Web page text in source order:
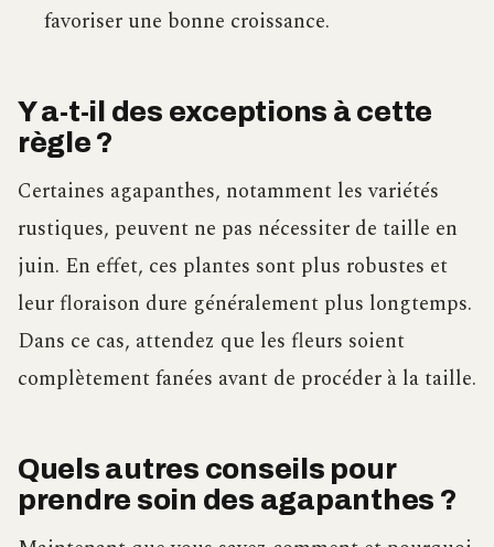
favoriser une bonne croissance.
Y a-t-il des exceptions à cette
règle ?
Certaines agapanthes, notamment les variétés
rustiques, peuvent ne pas nécessiter de taille en
juin. En effet, ces plantes sont plus robustes et
leur floraison dure généralement plus longtemps.
Dans ce cas, attendez que les fleurs soient
complètement fanées avant de procéder à la taille.
Quels autres conseils pour
prendre soin des agapanthes ?